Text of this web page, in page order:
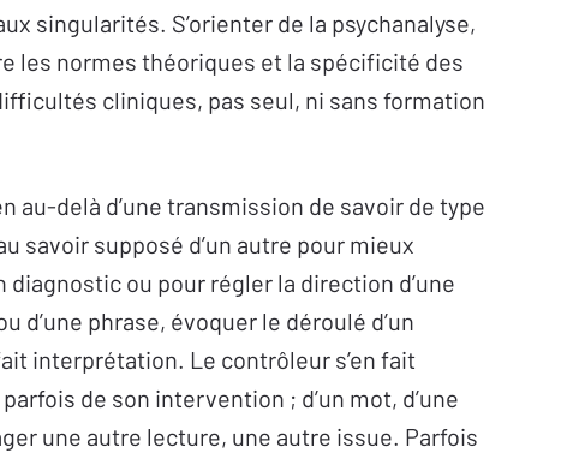
singularités. S’orienter de la psychanalyse,
les normes théoriques et la spécificité des
cliniques, pas seul, ni sans formation
au-delà d’une transmission de savoir de type
savoir supposé d’un autre pour mieux
diagnostic ou pour régler la direction d’une
d’une phrase, évoquer le déroulé d’un
interprétation. Le contrôleur s’en fait
de son intervention ; d’un mot, d’une
une autre lecture, une autre issue. Parfois